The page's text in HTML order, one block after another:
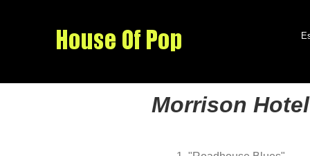
Morrison Hotel